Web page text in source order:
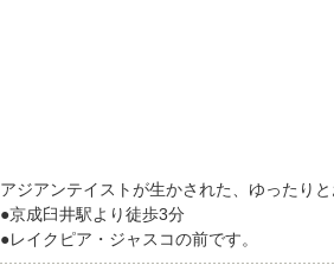
アジアンテイストが生かされた、ゆったり
●京成臼井駅より徒歩3分
●レイクピア・ジャスコの前です。